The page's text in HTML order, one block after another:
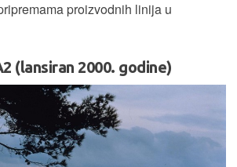
proizvodnih linija u
(lansiran 2000. godine)